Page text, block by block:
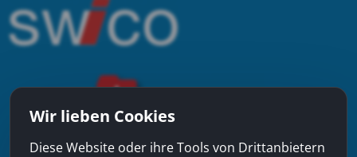
Wir lieben Cookies
Diese Website oder ihre Tools von Drittanbietern